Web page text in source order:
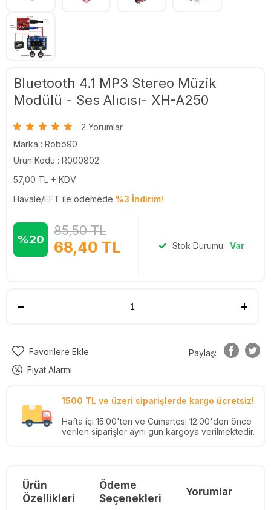
Bluetooth 4.1 MP3 Stereo Müzik
Modülü - Ses Alıcısı- XH-A250
2 Yorumlar
Marka : Robo90
Ürün Kodu : R000802
57,00 TL + KDV
Havale/EFT ile ödemede %3 İndirim!
%20 68,40 TL
85,50TL
Stok Durumu: Var
Favorilere Ekle
Fiyat Alarmı
Paylaş:
1500 TL ve üzeri siparişlerde kargo ücretsiz!
Hafta içi 15:00'ten ve Cumartesi 12:00'den önce
verilen siparişler aynı gün kargoya verilmektedir.
Ürün
Özellikleri
Ödeme
Seçenekleri
Yorumlar